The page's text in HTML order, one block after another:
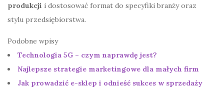
produkcji i dostosować format do specyfiki branży oraz
stylu przedsiębiorstwa.
Podobne wpisy
Technologia 5G – czym naprawdę jest?
Najlepsze strategie marketingowe dla małych firm
Jak prowadzić e-sklep i odnieść sukces w sprzedaży